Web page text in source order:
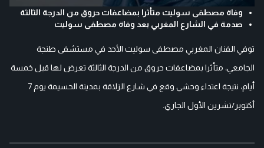
وفاة مصطفى سوليت متأثرا بمضاعفات حروق من الدرجة الثالثة
صدمة في الشارع المغربي بعد وفاة مصطفى سوليت
توفي الفنان المغربي مصطفى سوليت الأحد في مستشفى طنجة
الجامعي، متأثرا بمضاعفات حروق من الدرجة الثالثة تعرض لها قبل خمسة
أيام، نتيجة اعتداء وحشي وقع في شارع الزلاقة بمدينة الحسيمة يوم 7
أكتوبر/تشرين الأول الجاري.